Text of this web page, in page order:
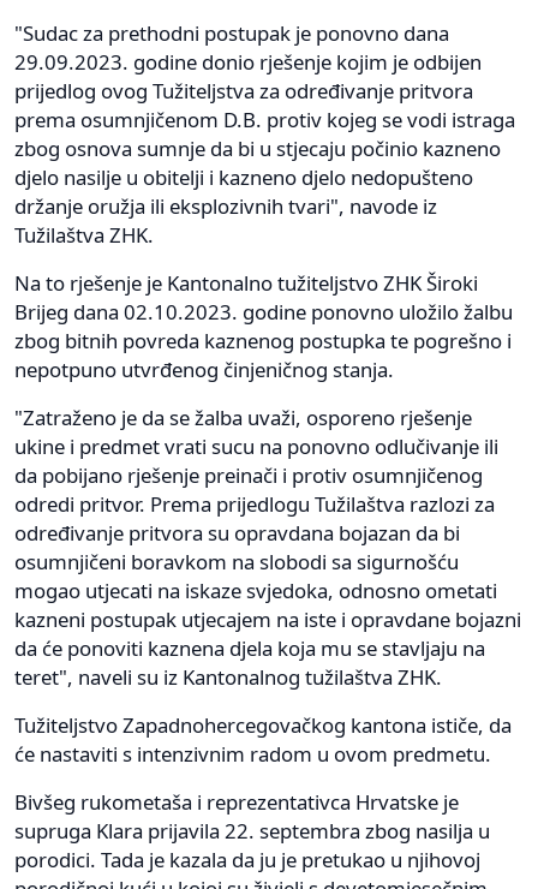
"Sudac za prethodni postupak je ponovno dana
29.09.2023. godine donio rješenje kojim je odbijen
prijedlog ovog Tužiteljstva za određivanje pritvora
prema osumnjičenom D.B. protiv kojeg se vodi istraga
zbog osnova sumnje da bi u stjecaju počinio kazneno
djelo nasilje u obitelji i kazneno djelo nedopušteno
držanje oružja ili eksplozivnih tvari", navode iz
Tužilaštva ZHK.
Na to rješenje je Kantonalno tužiteljstvo ZHK Široki
Brijeg dana 02.10.2023. godine ponovno uložilo žalbu
zbog bitnih povreda kaznenog postupka te pogrešno i
nepotpuno utvrđenog činjeničnog stanja.
"Zatraženo je da se žalba uvaži, osporeno rješenje
ukine i predmet vrati sucu na ponovno odlučivanje ili
da pobijano rješenje preinači i protiv osumnjičenog
odredi pritvor. Prema prijedlogu Tužilaštva razlozi za
određivanje pritvora su opravdana bojazan da bi
osumnjičeni boravkom na slobodi sa sigurnošću
mogao utjecati na iskaze svjedoka, odnosno ometati
kazneni postupak utjecajem na iste i opravdane bojazni
da će ponoviti kaznena djela koja mu se stavljaju na
teret", naveli su iz Kantonalnog tužilaštva ZHK.
Tužiteljstvo Zapadnohercegovačkog kantona ističe, da
će nastaviti s intenzivnim radom u ovom predmetu.
Bivšeg rukometaša i reprezentativca Hrvatske je
supruga Klara prijavila 22. septembra zbog nasilja u
porodici. Tada je kazala da ju je pretukao u njihovoj